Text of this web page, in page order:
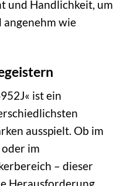
und Handlichkeit, um
wie
ist ein
ausspielt. Ob im
im
– dieser